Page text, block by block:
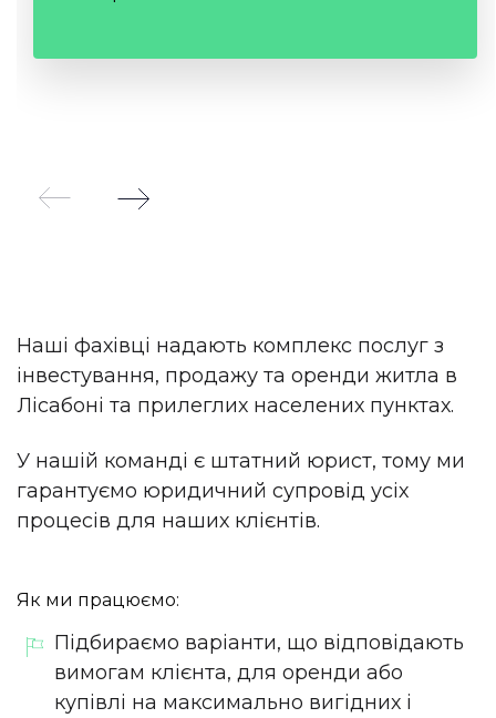
Наші фахівці надають комплекс послуг з
інвестування, продажу та оренди житла в
Лісабоні та прилеглих населених пунктах.
У нашій команді є штатний юрист, тому ми
гарантуємо юридичний супровід усіх
процесів для наших клієнтів.
Як ми працюємо:
Підбираємо варіанти, що відповідають
вимогам клієнта, для оренди або
купівлі на максимально вигідних і